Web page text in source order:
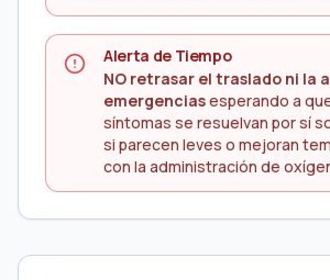
Alerta de Tiempo
NO retrasar el traslado ni la
emergenciasesperando a
síntomas se resuelvan por sí
si parecen leves o mejoran
con la administración de